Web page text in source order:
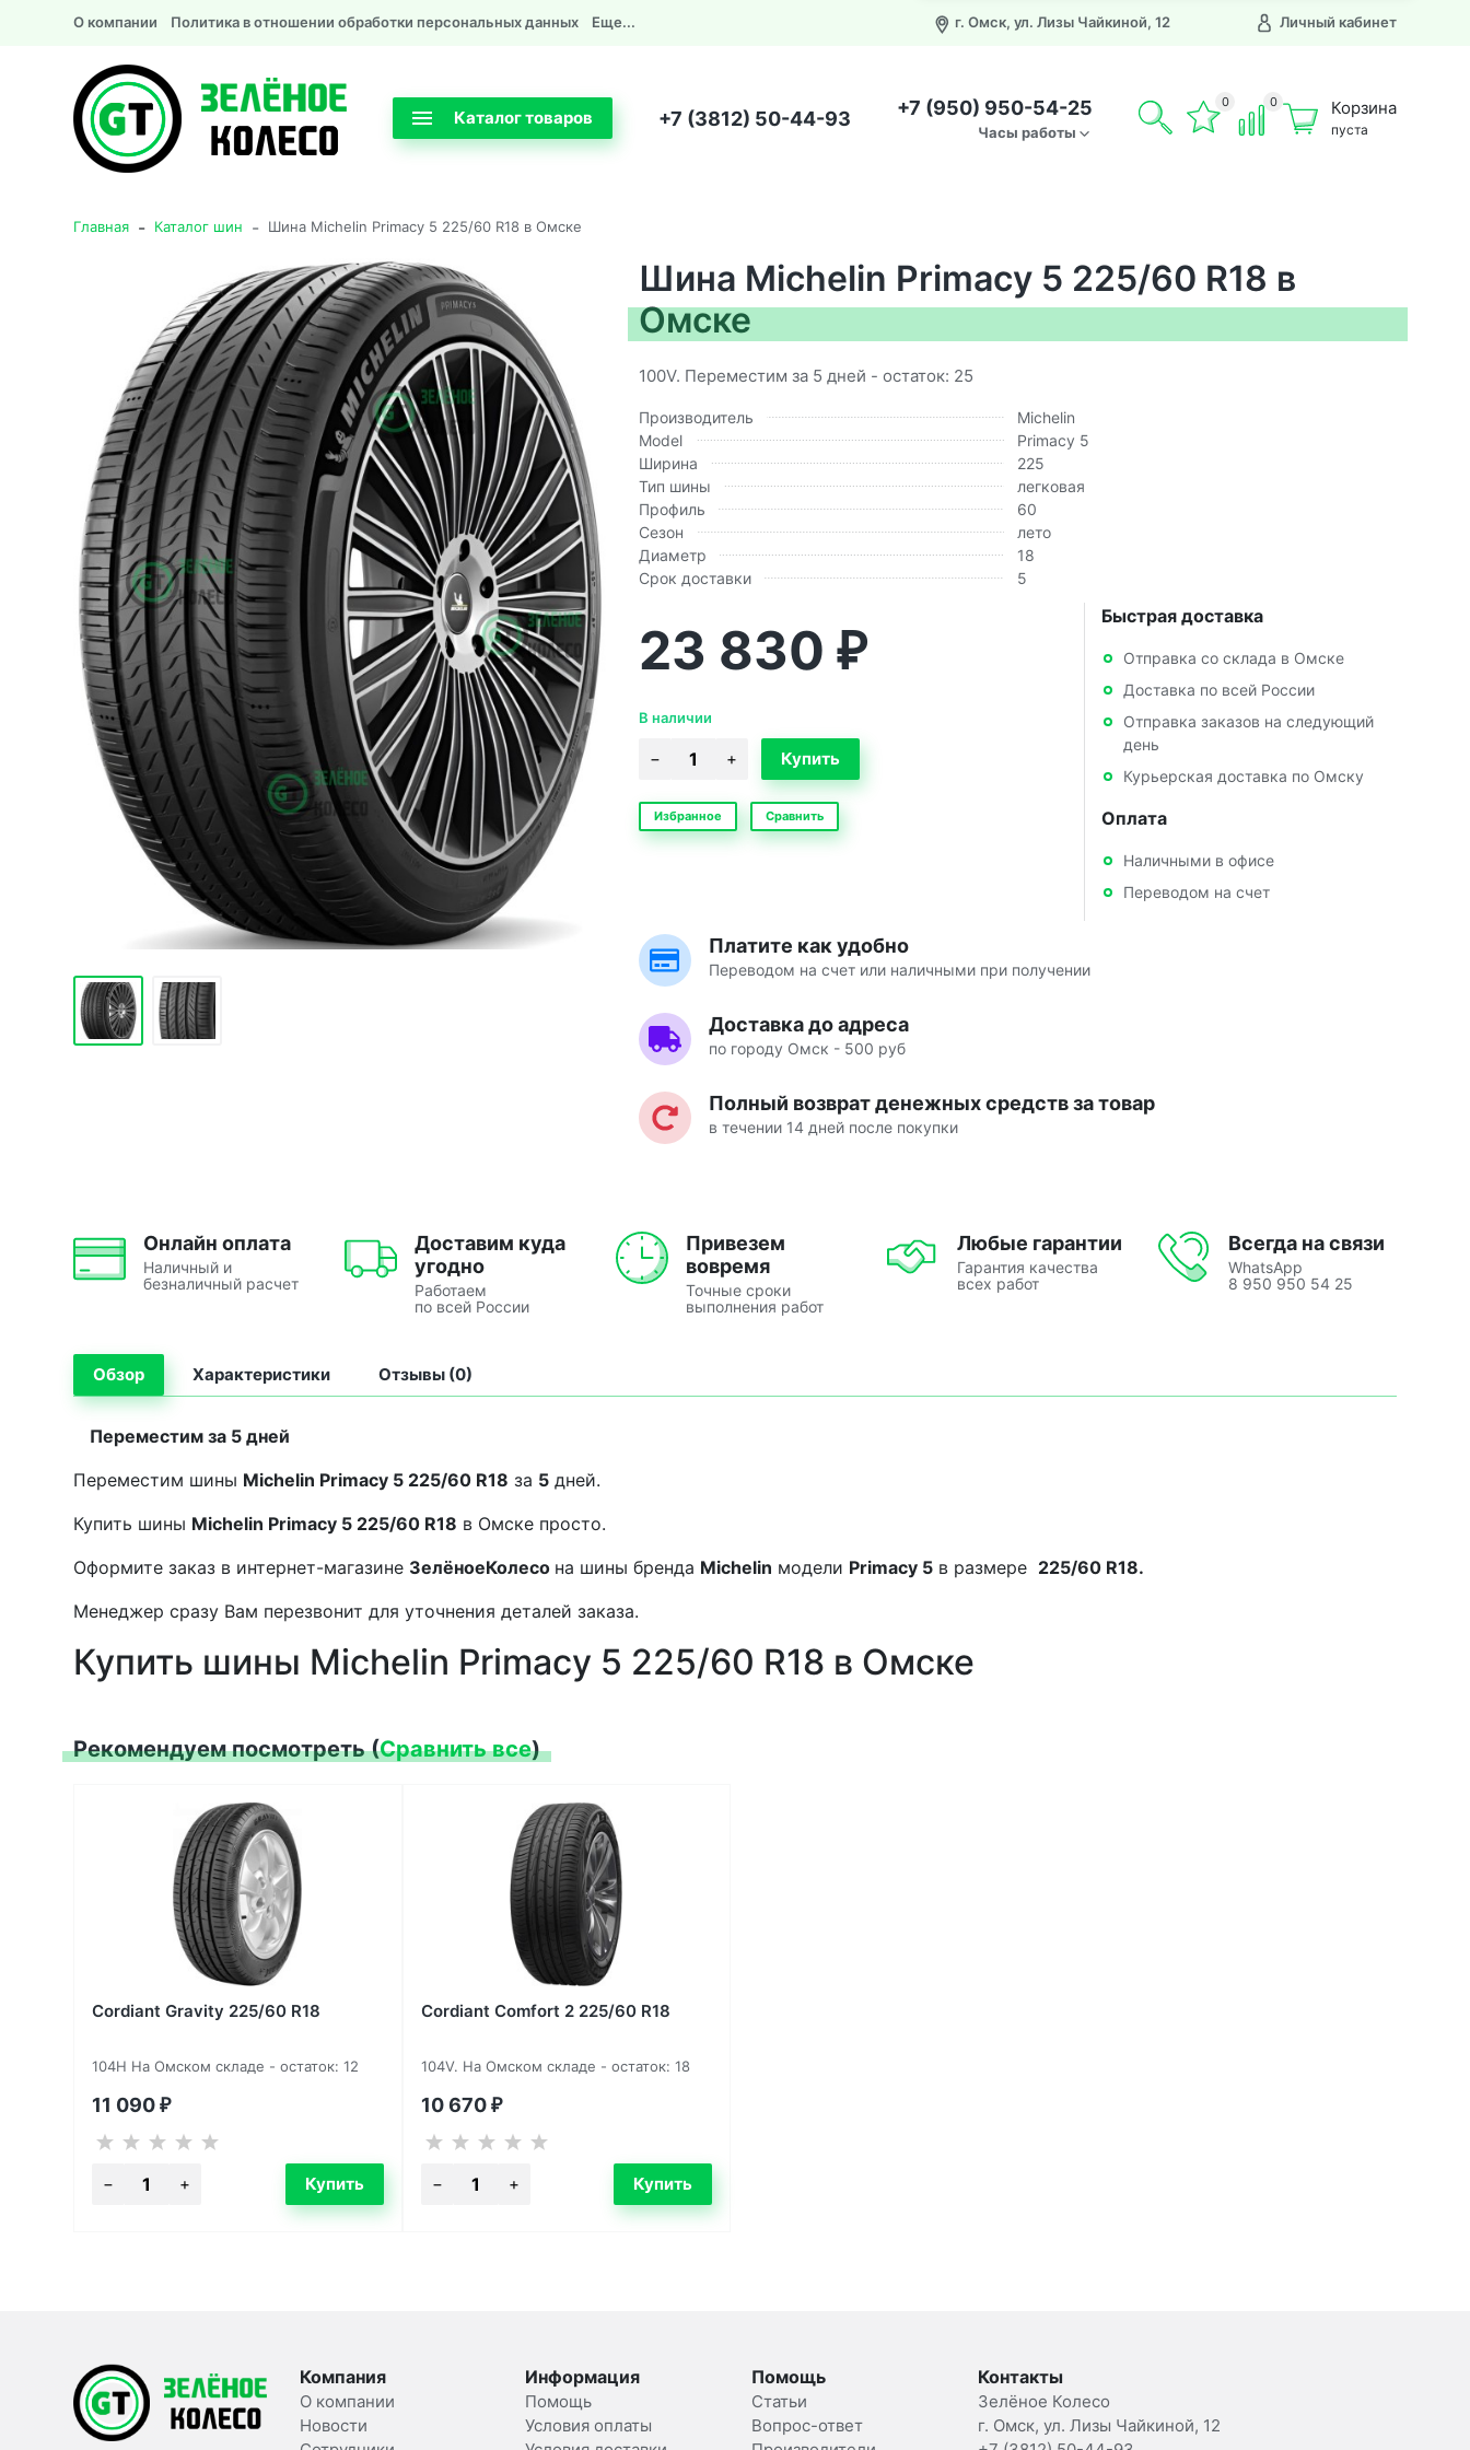
О компании Политика в отношении обработки персональных данных Еще... г. Омск, ул. Лизы Чайкиной, 12 Личный кабинет
Каталог товаров +7 (3812) 50-44-93 +7 (950) 950-54-25
Часы работы
0 0 Корзина
пуста
Главная - Каталог шин - Шина Michelin Primacy 5 225/60 R18 в Омске
Шина Michelin Primacy 5 225/60 R18 в
Омске
100V. Переместим за 5 дней - остаток: 25
Производитель
Michelin
Model
Primacy 5
Ширина
225
Тип шины
легковая
Профиль
60
Сезон
лето
Диаметр
18
Срок доставки
5
23 830 ₽
В наличии
Избранное Сравнить
Быстрая доставка
Отправка со склада в Омске
Доставка по всей России
Отправка заказов на следующий
день
Курьерская доставка по Омску
Оплата
Наличными в офисе
Переводом на счет
Платите как удобно
Переводом на счет или наличными при получении
Доставка до адреса
по городу Омск - 500 руб
Полный возврат денежных средств за товар
в течении 14 дней после покупки
Онлайн оплата
Наличный и
безналичный расчет
Доставим куда
угодно
Работаем
по всей России
Привезем
вовремя
Точные сроки
выполнения работ
Любые гарантии
Гарантия качества
всех работ
Всегда на связи
WhatsApp
8 950 950 54 25
Обзор Характеристики Отзывы (0)
Переместим за 5 дней
Переместим шины Michelin Primacy 5 225/60 R18 за 5 дней.
Купить шины Michelin Primacy 5 225/60 R18 в Омске просто.
Оформите заказ в интернет-магазине ЗелёноеКолесо на шины бренда Michelin модели Primacy 5 в размере 225/60 R18.
Менеджер сразу Вам перезвонит для уточнения деталей заказа.
Купить шины Michelin Primacy 5 225/60 R18 в Омске
Рекомендуем посмотреть (Сравнить все)
Cordiant Gravity 225/60 R18
104H На Омском складе - остаток: 12
11 090 ₽
Cordiant Comfort 2 225/60 R18
104V. На Омском складе - остаток: 18
10 670 ₽
Компания
О компании
Новости
Информация
Помощь
Условия оплаты
Помощь
Статьи
Вопрос-ответ
Контакты
Зелёное Колесо
г. Омск, ул. Лизы Чайкиной, 12